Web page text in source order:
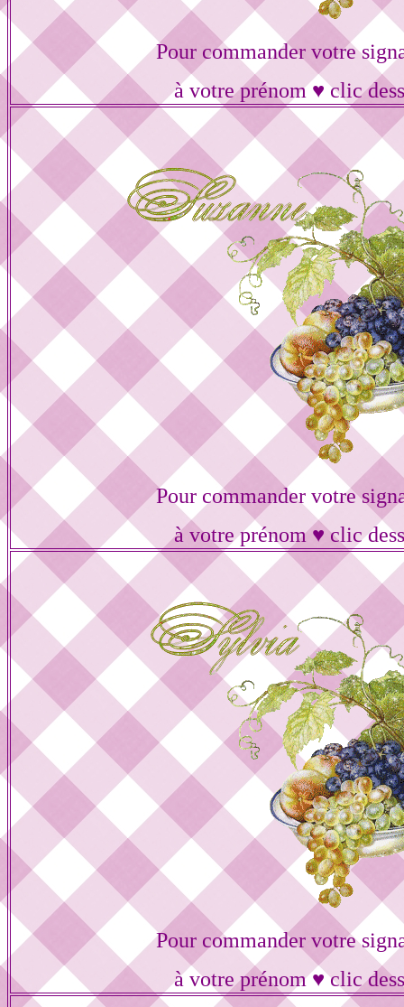
Pour commander votre
à votre prénom ♥ clic
Pour commander votre
à votre prénom ♥ clic
Pour commander votre
à votre prénom ♥ clic